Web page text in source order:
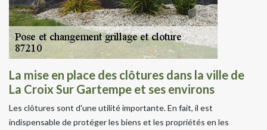
La mise en place des clôtures dans la ville de
La Croix Sur Gartempe et ses environs
Les clôtures sont d'une utilité importante. En fait, il est
indispensable de protéger les biens et les propriétés en les